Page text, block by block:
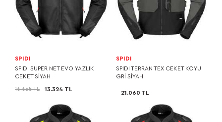
SPIDI
SPIDI SUPER NET EVO YAZLIK
CEKET SİYAH
16.655 TL 13.324 TL
SPIDI
SPIDI TERRAN TEX CEKET KOYU
GRİ SİYAH
21.060 TL